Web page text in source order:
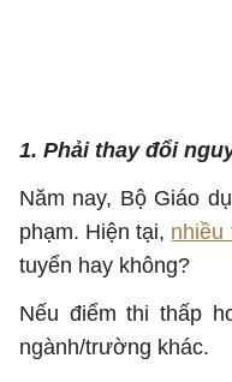
1. Phải thay đổi
Năm nay, Bộ Giáo
phạm. Hiện tại, nhiều
tuyển hay không?
Nếu điểm thi thấp
ngành/trường khác.